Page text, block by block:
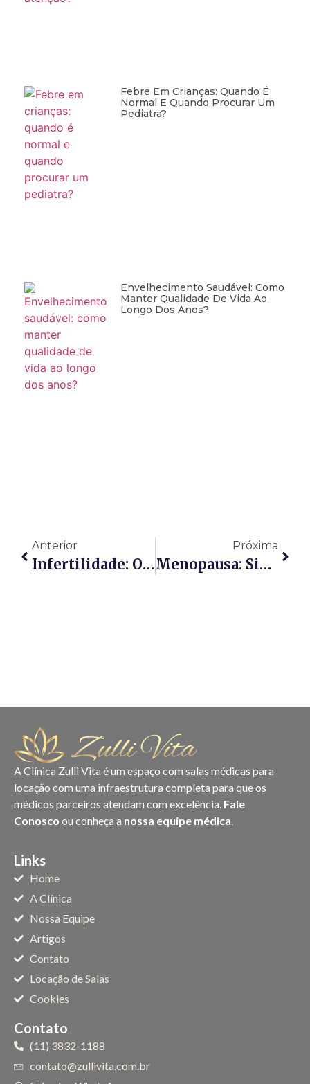
Febre Em Crianças: Quando É
Normal E Quando Procurar Um
Pediatra?
Envelhecimento Saudável: Como
Manter Qualidade De Vida Ao
Longo Dos Anos?
Anterior
Infertilidade: O Que É, Sintomas, Tratamento E Se Tem Cura
Próxima
Menopausa: Sintomas, Estágios E Tratamento
A Clínica Zulli Vita é um espaço com salas médicas para
locação com uma infraestrutura completa para que os
médicos parceiros atendam com excelência. Fale
Conosco ou conheça a nossa equipe médica.
Links
Home
A Clínica
Nossa Equipe
Artigos
Contato
Locação de Salas
Cookies
Contato
(11) 3832-1188
contato@zullivita.com.br